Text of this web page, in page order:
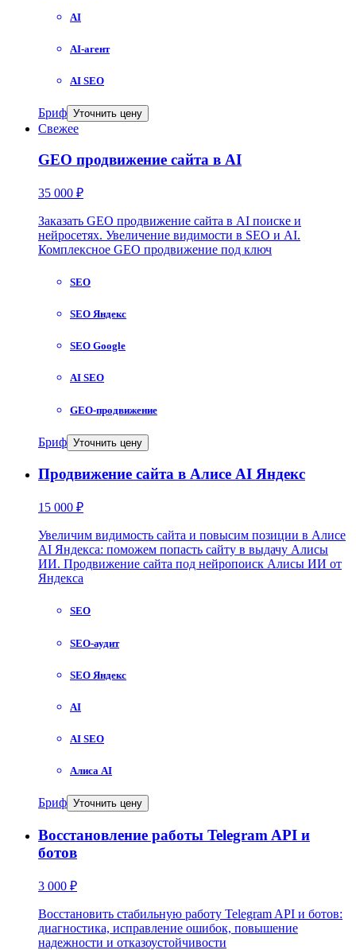
AI
AI-агент
AI SEO
Бриф Уточнить цену
Свежее
GEO продвижение сайта в AI
35 000 ₽
Заказать GEO продвижение сайта в AI поиске и
нейросетях. Увеличение видимости в SEO и AI.
Комплексное GEO продвижение под ключ
SEO
SEO Яндекс
SEO Google
AI SEO
GEO-продвижение
Бриф Уточнить цену
Продвижение сайта в Алисе AI Яндекс
15 000 ₽
Увеличим видимость сайта и повысим позиции в Алисе
AI Яндекса: поможем попасть сайту в выдачу Алисы
ИИ. Продвижение сайта под нейропоиск Алисы ИИ от
Яндекса
SEO
SEO-аудит
SEO Яндекс
AI
AI SEO
Алиса AI
Бриф Уточнить цену
Восстановление работы Telegram API и
ботов
3 000 ₽
Восстановить стабильную работу Telegram API и ботов:
диагностика, исправление ошибок, повышение
надежности и отказоустойчивости